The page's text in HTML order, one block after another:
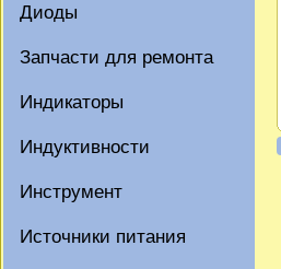
Диоды
Запчасти для ремонта
Индикаторы
Индуктивности
Инструмент
Источники питания